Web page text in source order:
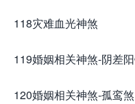
118灾难血光神煞
119婚姻相关神煞-阴差
120婚姻相关神煞-孤鸾